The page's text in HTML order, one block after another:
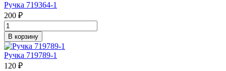
Ручка 719364-1
200 ₽
В корзину
Ручка 719789-1
120 ₽